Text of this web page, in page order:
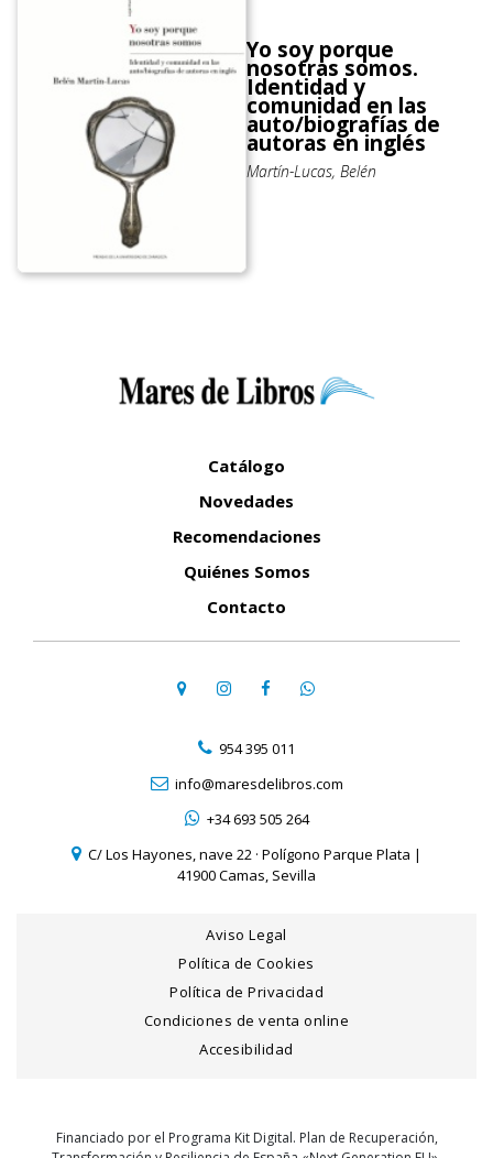
Yo soy porque
nosotras somos.
Identidad y
comunidad en las
auto/biografías de
autoras en inglés
Martín-Lucas, Belén
Catálogo
Novedades
Recomendaciones
Quiénes Somos
Contacto
954 395 011
info@maresdelibros.com
+34 693 505 264
C/ Los Hayones, nave 22 · Polígono Parque Plata |
41900 Camas, Sevilla
Aviso Legal
Política de Cookies
Política de Privacidad
Condiciones de venta online
Accesibilidad
Financiado por el Programa Kit Digital. Plan de Recuperación,